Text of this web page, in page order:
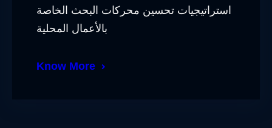
استراتيجيات تحسين محركات البحث الخاصة
بالأعمال المحلية
Know More